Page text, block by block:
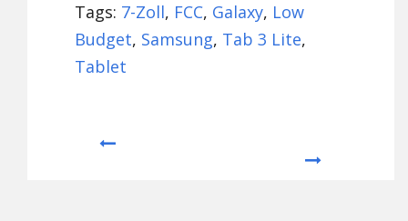
Tags: 7-Zoll, FCC, Galaxy, Low
Budget, Samsung, Tab 3 Lite,
Tablet